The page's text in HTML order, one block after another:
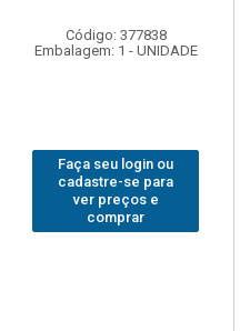
Código: 377838
Embalagem: 1 - UNIDADE
Faça seu login ou
cadastre-se para
ver preços e
comprar